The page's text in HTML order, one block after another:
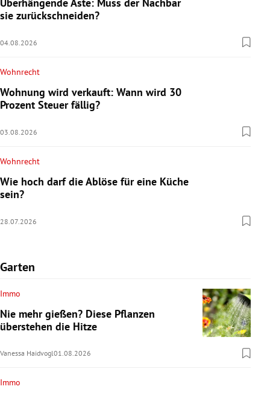
sie zurückschneiden?
04.08.2026
Wohnrecht
Wohnung wird verkauft: Wann wird 30
Prozent Steuer fällig?
03.08.2026
Wohnrecht
Wie hoch darf die Ablöse für eine Küche
sein?
28.07.2026
Garten
Immo
Nie mehr gießen? Diese Pflanzen
überstehen die Hitze
Vanessa Haidvogl01.08.2026
Immo